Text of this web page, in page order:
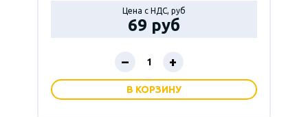
Цена с НДС, руб
69 руб
– +
В КОРЗИНУ